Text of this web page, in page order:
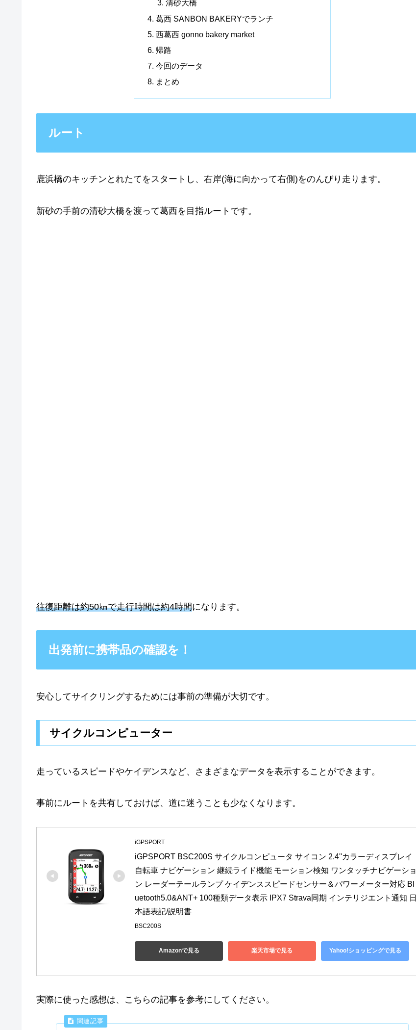
清砂大橋
葛西 SANBON BAKERYでランチ
西葛西 gonno bakery market
帰路
今回のデータ
まとめ
ルート
鹿浜橋のキッチンとれたてをスタートし、右岸(海に向かって右側)をのんびり走ります。
新砂の手前の清砂大橋を渡って葛西を目指ルートです。
往復距離は約50㎞で走行時間は約4時間になります。
出発前に携帯品の確認を！
安心してサイクリングするためには事前の準備が大切です。
サイクルコンピューター
走っているスピードやケイデンスなど、さまざまなデータを表示することができます。
事前にルートを共有しておけば、道に迷うことも少なくなります。
iGPSPORT
iGPSPORT BSC200S サイクルコンピュータ サイコン 2.4''カラーディスプレイ
自転車 ナビゲーション 継続ライド機能 モーション検知 ワンタッチナビゲーショ
ン レーダーテールランプ ケイデンススピードセンサー＆パワーメーター対応 Bl
uetooth5.0&ANT+ 100種類データ表示 IPX7 Strava同期 インテリジエント通知 日
本語表記/説明書
BSC200S
Amazonで見る 楽天市場で見る Yahoo!ショッピングで見る
実際に使った感想は、こちらの記事を参考にしてください。